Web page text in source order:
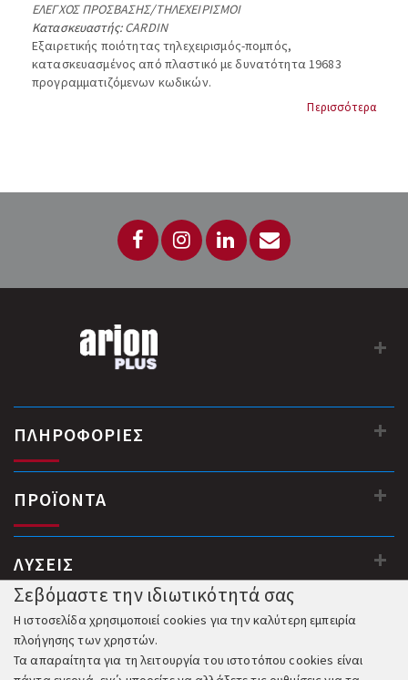
ΕΛΕΓΧΟΣ ΠΡΟΣΒΑΣΗΣ/ΤΗΛΕΧΕΙΡΙΣΜΟΙ
Κατασκευαστής:CARDIN
Εξαιρετικής ποιότητας τηλεχειρισμός-πομπός,
κατασκευασμένος από πλαστικό με δυνατότητα 19683
προγραμματιζόμενων κωδικών.
Έχετε τη δυνατότητα 19683 προγραμματιζόμενων κωδικών
Δέχεται μπαταρία τύπου “23A”
Περισσότερα
ΠΛΗΡΟΦΟΡΙΕΣ
ΠΡΟΪΟΝΤΑ
ΛΥΣΕΙΣ
Σεβόμαστε την ιδιωτικότητά σας
Η ιστοσελίδα χρησιμοποιεί cookies για την καλύτερη εμπειρία
πλοήγησης των χρηστών.
Τα απαραίτητα για τη λειτουργία του ιστοτόπου cookies είναι